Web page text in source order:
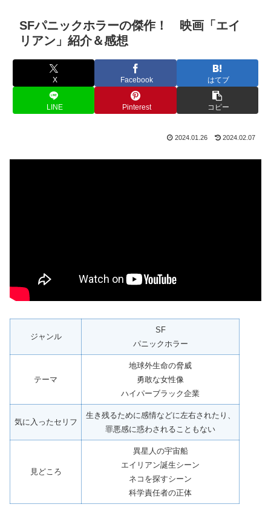
SFパニックホラーの傑作！ 映画「エイ
リアン」紹介＆感想
X Facebook はてブ
LINE Pinterest コピー
2024.01.26 2024.02.07
ジャンル
SF
パニックホラー
テーマ
地球外生命の脅威
勇敢な女性像
ハイパーブラック企業
気に入ったセリフ
生き残るために感情などに左右されたり、
罪悪感に惑わされることもない
見どころ
異星人の宇宙船
エイリアン誕生シーン
ネコを探すシーン
科学責任者の正体